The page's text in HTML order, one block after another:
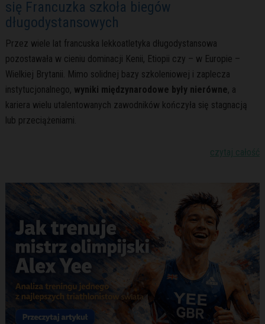
się Francuzka szkoła biegów
długodystansowych
Przez wiele lat francuska lekkoatletyka długodystansowa
pozostawała w cieniu dominacji Kenii, Etiopii czy – w Europie –
Wielkiej Brytanii. Mimo solidnej bazy szkoleniowej i zaplecza
instytucjonalnego, wyniki międzynarodowe były nierówne, a
kariera wielu utalentowanych zawodników kończyła się stagnacją
lub przeciążeniami.
czytaj całość